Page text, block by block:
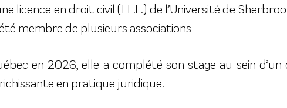
licence en droit civil (LL.L.) de l’Université de
membre de plusieurs associations
en 2026, elle a complété son stage au sein
en pratique juridique.